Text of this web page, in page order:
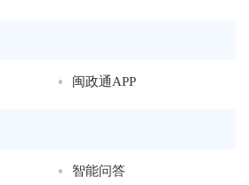
闽政通APP
智能问答